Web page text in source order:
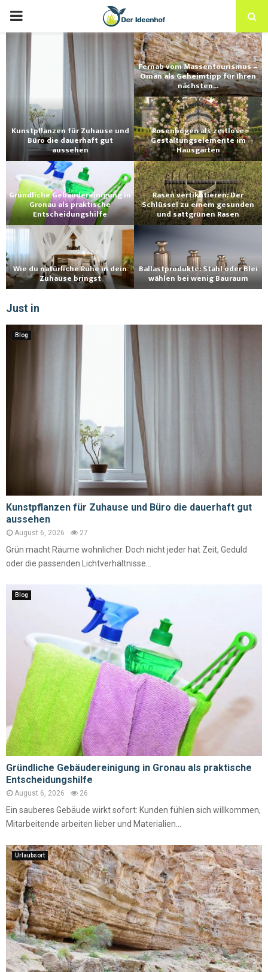
Kunstpflanzen für Zuhause und
Büro die dauerhaft gut
aussehen
Gründliche Gebäudereinigung in
Gronau als praktische
Entscheidungshilfe
Fernab vom Massentourismus –
Oman als Geheimtipp für Ihren
nächsten...
Rosenbögen als zeitlose
Gestaltungselemente im
Hausgarten
Rasen vertikutieren: Der
Schlüssel zu einem gesunden
und sattgrünen Rasen
Wie du natürliche Ruhe in dein
Zuhause bringst
Ballastprodukte: Stahl oder Blei
wählen bei wenig Bauraum
Just in
Blog
Kunstpflanzen für Zuhause und Büro die dauerhaft gut
aussehen
August 6, 2026 27
Grün macht Räume wohnlicher. Doch nicht jeder hat Zeit, Geduld
oder die passenden Lichtverhältnisse...
Blog
Gründliche Gebäudereinigung in Gronau als praktische
Entscheidungshilfe
August 6, 2026 26
Ein sauberes Gebäude wirkt sofort: Kunden fühlen sich willkommen,
Mitarbeitende arbeiten lieber und Materialien...
Urlaubsort